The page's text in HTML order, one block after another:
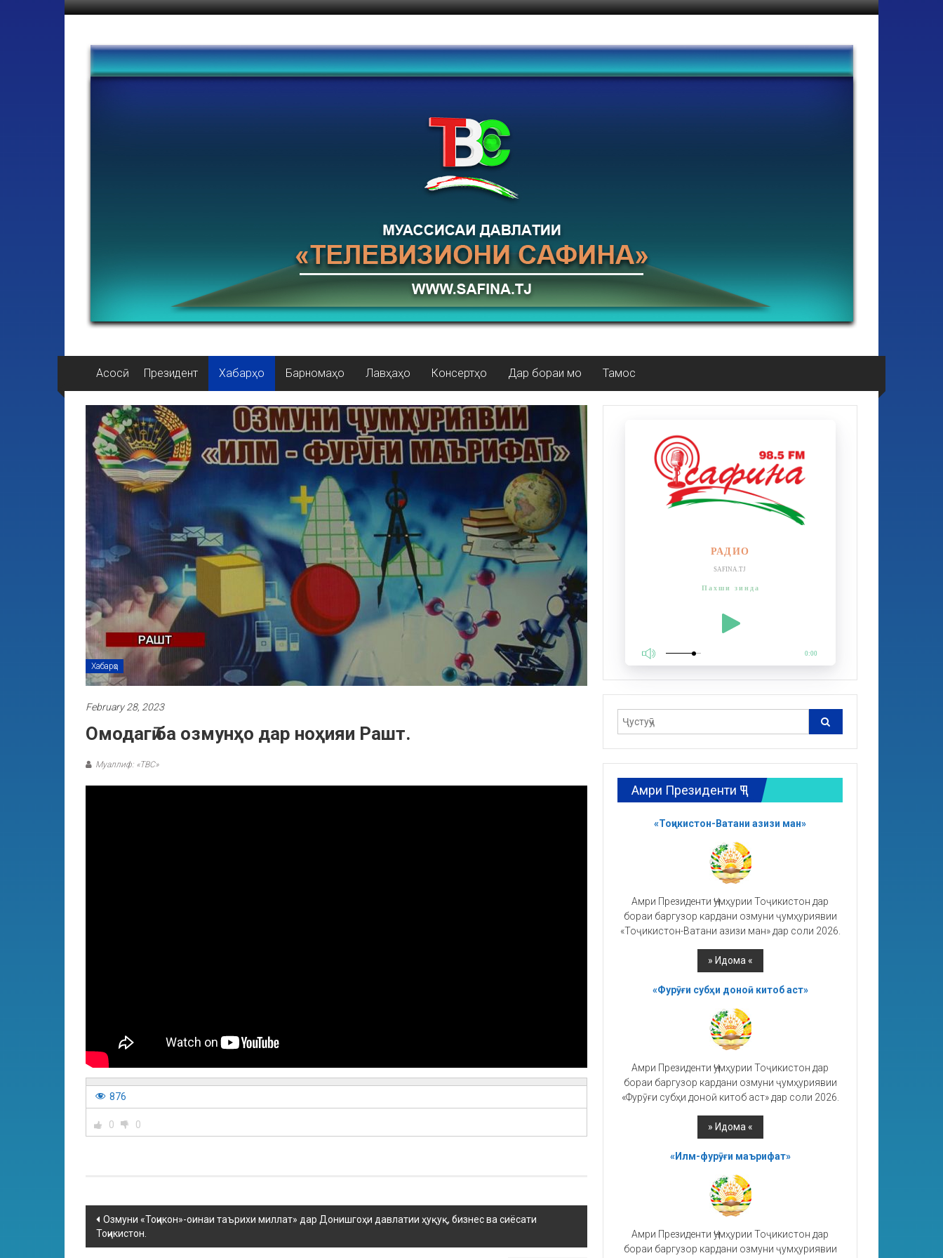
Асосӣ Президент Хабарҳо Барномаҳо Лавҳаҳо Консертҳо Дар бораи мо Тамос
Хабарҳо
February 28, 2023
Омодагӣ ба озмунҳо дар ноҳияи Рашт.
Муаллиф: «ТВС»
876
0 0
Озмуни «Тоҷикон»-оинаи таърихи миллат» дар Донишгоҳи давлатии ҳуқуқ, бизнес ва сиёсати
Тоҷикистон.
РАДИО
SAFINA.TJ
Пахши зинда
0:00
Амри Президенти ҶТ
«Тоҷикистон-Ватани азизи ман»
Амри Президенти Ҷумҳурии Тоҷикистон дар
бораи баргузор кардани озмуни ҷумҳуриявии
«Тоҷикистон-Ватани азизи ман» дар соли 2026.
«Фурӯғи субҳи доноӣ китоб аст»
Амри Президенти Ҷумҳурии Тоҷикистон дар
бораи баргузор кардани озмуни ҷумҳуриявии
«Фурӯғи субҳи доноӣ китоб аст» дар соли 2026.
«Илм-фурӯғи маърифат»
Амри Президенти Ҷумҳурии Тоҷикистон дар
бораи баргузор кардани озмуни ҷумҳуриявии